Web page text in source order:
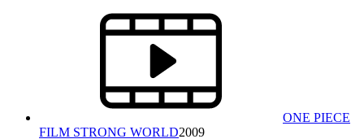
ONE PIECE
FILM STRONG WORLD2009